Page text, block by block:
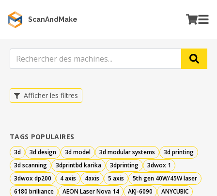
ScanAndMake
Afficher les filtres
TAGS POPULAIRES
3d 3d design 3d model 3d modular systems
3d printing
3d scanning
3dprintbd karika 3dprinting
3dwox 1
3dwox dp200
4 axis 4axis 5 axis
5th gen 40W/45W laser
6180 brilliance
AEON Laser Nova 14 AKJ-6090
ANYCUBIC